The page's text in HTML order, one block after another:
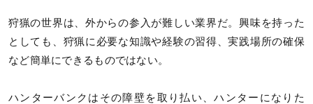
狩猟の世界は、外からの参入が難しい業界だ。興味を持った
としても、狩猟に必要な知識や経験の習得、実践場所の確保
など簡単にできるものではない。
ハンターバンクはその障壁を取り払い、ハンターになりた